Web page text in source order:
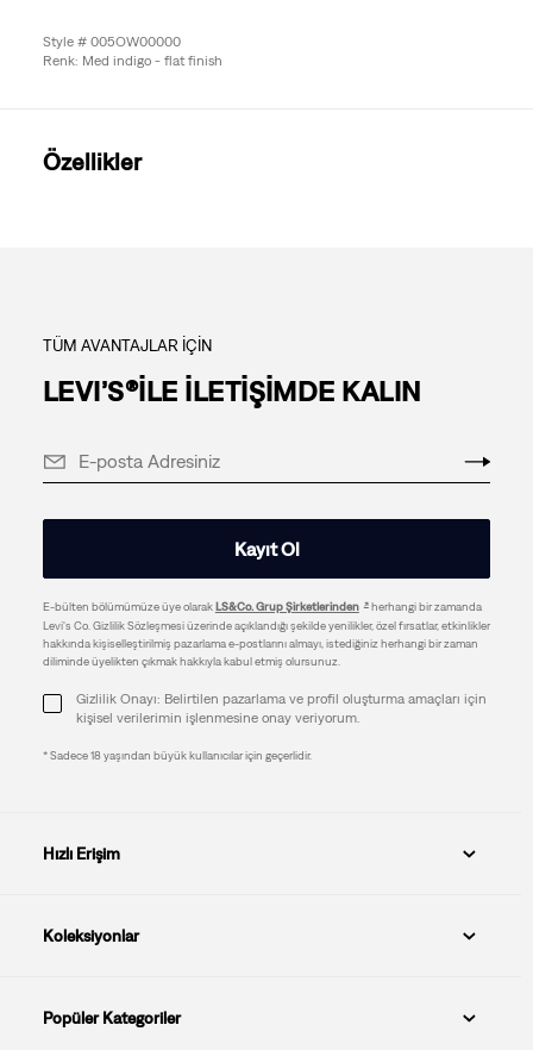
Style # 005OW00000
Renk: Med indigo - flat finish
Özellikler
TÜM AVANTAJLAR İÇİN
LEVI’S®İLE İLETİŞİMDE KALIN
Kayıt Ol
E-bülten bölümümüze üye olarakLS&Co. Grup Şirketlerinden
herhangi bir zamanda
Levi's Co. Gizlilik Sözleşmesi üzerinde açıklandığı şekilde yenilikler, özel fırsatlar, etkinlikler
hakkında kişiselleştirilmiş pazarlama e-postlarını almayı, istediğiniz herhangi bir zaman
diliminde üyelikten çıkmak hakkıyla kabul etmiş olursunuz.
Gizlilik Onayı: Belirtilen pazarlama ve profil oluşturma amaçları için
kişisel verilerimin işlenmesine onay veriyorum.
* Sadece 18 yaşından büyük kullanıcılar için geçerlidir.
Hızlı Erişim
Koleksiyonlar
Popüler Kategoriler